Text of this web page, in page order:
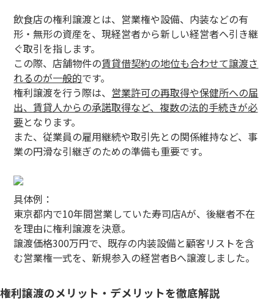
飲食店の権利譲渡とは、営業権や設備、内装などの有
形・無形の資産を、現経営者から新しい経営者へ引き継
ぐ取引を指します。
この際、店舗物件の賃貸借契約の地位も合わせて譲渡さ
れるのが一般的です。
権利譲渡を行う際は、 営業許可の再取得や保健所への届
出、賃貸人からの承諾取得など、複数の法的手続きが必
要となります。
また、従業員の雇用継続や取引先との関係維持など、事
業の円滑な引継ぎのための準備も重要です。
具体例：
東京都内で10年間営業していた寿司店Aが、後継者不在
を理由に権利譲渡を決意。
譲渡価格300万円で、既存の内装設備と顧客リストを含
む営業権一式を、新規参入の経営者Bへ譲渡しました。
権利譲渡のメリット・デメリットを徹底解説